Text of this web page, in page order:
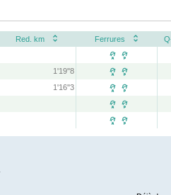
Red. km Ferrures
 
1'19''8  
1'16''3  
 
 